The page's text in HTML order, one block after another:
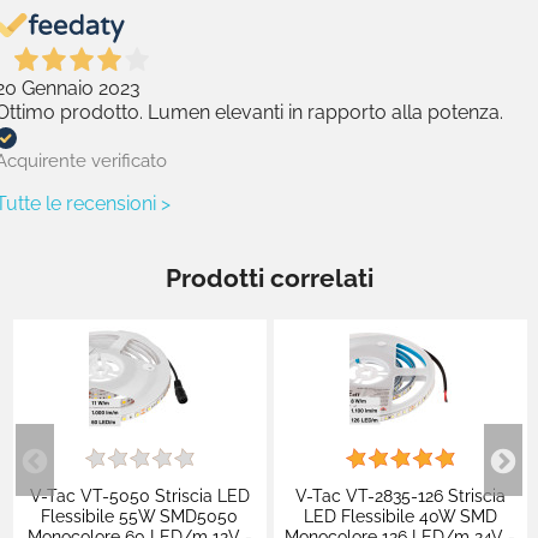
Gennaio 2023
prodotto. Lumen elevanti in rapporto alla potenza.
verificato
le recensioni >
Prodotti correlati
V-Tac VT-5050 Striscia LED
Flessibile 55W SMD5050
V-Tac VT-2835-126 Striscia
LED Flessibile 40W SMD